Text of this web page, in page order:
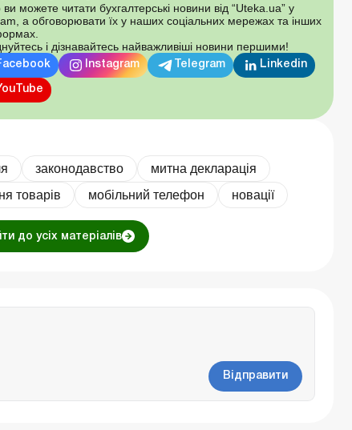
ви можете читати бухгалтерські новини від “Uteka.ua” у
а обговорювати їх у наших соціальних мережах та інших
і дізнавайтесь найважливіші новини першими!
Instagram Telegram Linkedin
законодавство
митна декларація
товарів мобільний телефон новації
до усіх матеріалів
Відправити